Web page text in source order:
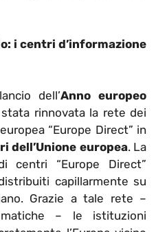
i centri d’informazione
dell’Anno europeo
rinnovata la rete dei
“Europe Direct” in
dell’Unione europea. La
centri “Europe Direct”
capillarmente su
Grazie a tale rete –
– le istituzioni